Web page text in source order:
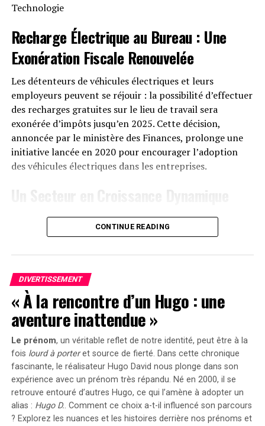
intempéries tout en étant capable de fonctionner dans
des températures variant entre -20 °C et +55 °C.
Disponibilité et Offres
Promotionnelles
Le solarbank 2 AC est disponible sur le site officiel
d’Anker SOLIX ainsi que sur Amazon au prix standard de
1299 euros. Cependant, une offre promotionnelle
« early bird » sera active du20 janvier au 23 février
2025, permettant aux acheteurs intéressés d’acquérir
le Solarbank 2 AC représente une avancée significative
engagement envers la durabilité environnementale.
Technologie
Recharge Électriqueau Bureau : Une
Exonération FiscaleRenouvelée
Les détenteurs de véhicules électriques et leurs
employeurs peuvent se réjouir : la possibilité d’effectuer
des recharges gratuites sur le lieu de travail sera
exonérée d’impôts jusqu’en 2025. Cette décision,
annoncée par le ministère des Finances, prolonge une
initiative lancée en 2020 pour encourager l’adoption
des véhicules électriques dans les entreprises.
Cette prolongation intervient à un moment clé, alors
que le marché des voitures électriques continue
En2023, les particuliers représentent désormais 84%
des acquisitions de véhicules électriques, contre
seulement 68% en 2018.
Concrètement,cette mesure permet aux sociétés
d’installer gratuitement des bornes de recharge pour
leurs employés sans impact fiscal. Les frais liés à
l’électricité pour ces recharges ne seront pas pris en
compte dans le calcul des avantages en nature. De plus,
un abattement de 50% sur ces avantages est maintenu
avec un plafond révisé à environ 2000 euros pour
CONTINUE READING
DIVERTISSEMENT
« À la rencontre d’un Hugo : une
aventure inattendue »
Le prénom, un véritable reflet de notre identité, peut être à la
fois lourd à porteret source de fierté. Dans cette chronique
fascinante, le réalisateur Hugo David nous plonge dans son
expérience avec un prénom très répandu. Né en 2000, il se
retrouve entouré d’autres Hugo, ce qui l’amène à adopter un
alias : Hugo D.. Comment ce choix a-t-il influencé son parcours
? Explorez les nuances et les histoires derrière nos prénoms et